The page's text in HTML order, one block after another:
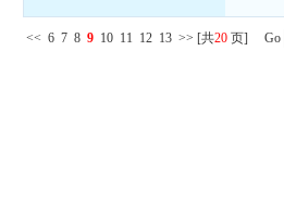
<< 6 7 8 9 10 11 12 13 >> [共20 页] Go